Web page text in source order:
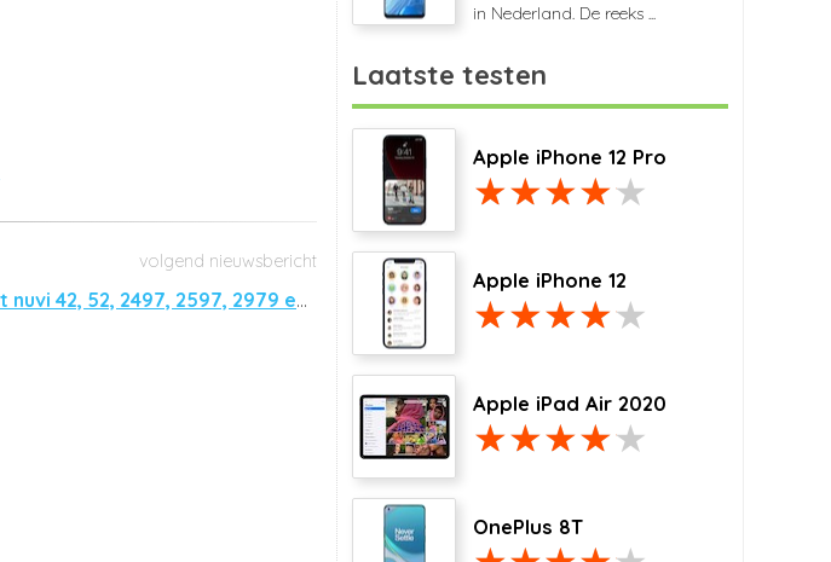
Garmin introduceert nuvi 42, 52, 2497, 2597, 2979 en 3597
in Nederland. De reeks ...
Laatste testen
Apple iPhone 12 Pro
Apple iPhone 12
Apple iPad Air 2020
OnePlus 8T